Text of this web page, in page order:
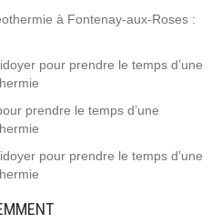
à Fontenay-aux-Roses :
pour prendre le temps d’une
prendre le temps d’une
pour prendre le temps d’une